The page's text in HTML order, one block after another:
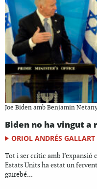
Joe Biden amb Benjamin
Biden no ha vingut
ORIOL ANDRÉS GALLART
Tot i ser crític amb l’expansió
Estats Units ha estat un
gairebé...